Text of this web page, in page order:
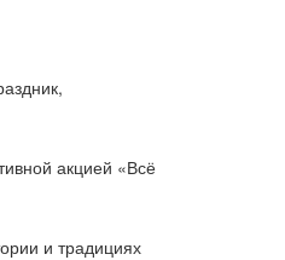
акцией «Всё
и традициях